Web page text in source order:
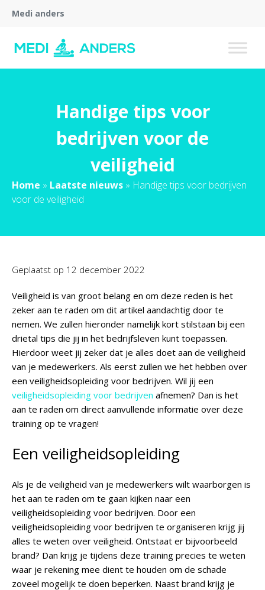
Medi anders
Handige tips voor
bedrijven voor de
veiligheid
Home » Laatste nieuws » Handige tips voor bedrijven
voor de veiligheid
Geplaatst op 12 december 2022
Veiligheid is van groot belang en om deze reden is het
zeker aan te raden om dit artikel aandachtig door te
nemen. We zullen hieronder namelijk kort stilstaan bij een
drietal tips die jij in het bedrijfsleven kunt toepassen.
Hierdoor weet jij zeker dat je alles doet aan de veiligheid
van je medewerkers. Als eerst zullen we het hebben over
een veiligheidsopleiding voor bedrijven. Wil jij een
veiligheidsopleiding voor bedrijven afnemen? Dan is het
aan te raden om direct aanvullende informatie over deze
training op te vragen!
Een veiligheidsopleiding
Als je de veiligheid van je medewerkers wilt waarborgen is
het aan te raden om te gaan kijken naar een
veiligheidsopleiding voor bedrijven. Door een
veiligheidsopleiding voor bedrijven te organiseren krijg jij
alles te weten over veiligheid. Ontstaat er bijvoorbeeld
brand? Dan krijg je tijdens deze training precies te weten
waar je rekening mee dient te houden om de schade
zoveel mogelijk te doen beperken. Naast brand krijg je